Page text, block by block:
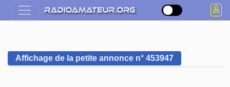
Affichage de la petite annonce n° 453947